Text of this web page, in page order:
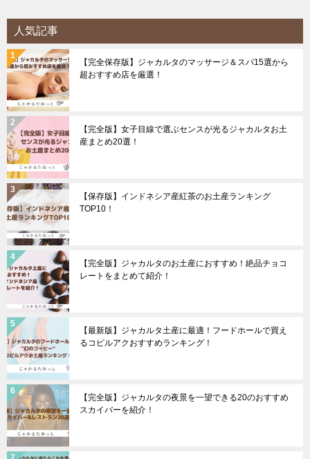
人気記事
【完全保存版】ジャカルタのマッサージ＆スパ15選から
超おすすめ店を厳選！
【完全版】女子目線で選ぶセンスが光るジャカルタお土
産まとめ20選！
【保存版】インドネシア産紅茶のお土産ランキング
TOP10！
【完全版】ジャカルタのお土産におすすめ！絶品チョコ
レートをまとめて紹介！
【最新版】ジャカルタ土産に最適！フードホールで買え
るコピルアクおすすめランキング！
【完全版】ジャカルタの夜景を一望できる20のおすすめ
スカイバーを紹介！